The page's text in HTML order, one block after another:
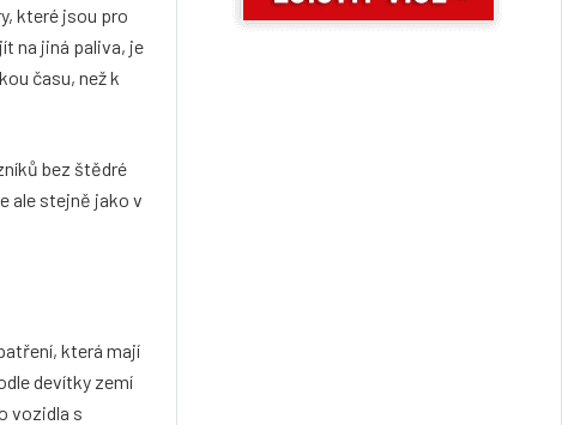
které jsou pro
na jiná paliva, je
času, než k
bez štědré
ale stejně jako v
která mají
devítky zemí
vozidla s